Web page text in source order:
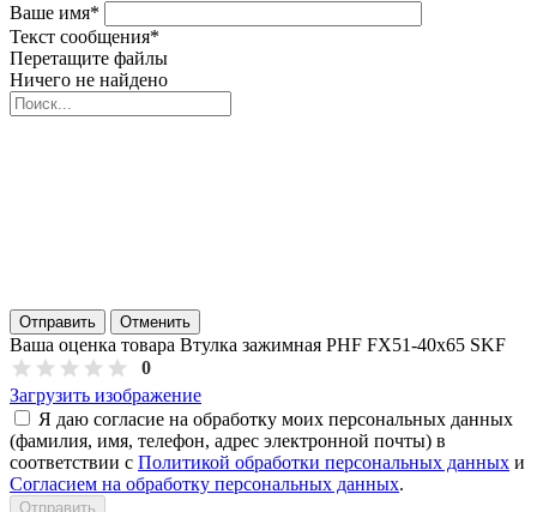
Ваше имя*
Текст сообщения*
Перетащите файлы
Ничего не найдено
Отправить Отменить
Ваша оценка товара Втулка зажимная PHF FX51-40x65 SKF
0
Загрузить изображение
Я даю согласие на обработку моих персональных данных
(фамилия, имя, телефон, адрес электронной почты) в
соответствии с Политикой обработки персональных данных и
Согласием на обработку персональных данных.